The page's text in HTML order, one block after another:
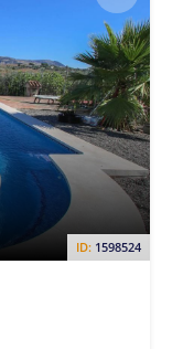
ID: 1598524